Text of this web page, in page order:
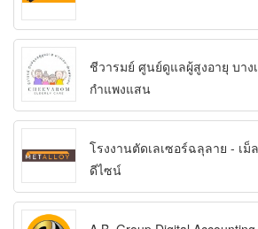
ชีวารมย์ ศูนย์ดูแลผู้สูงอายุ บาง
กำแพงแสน
โรงงานตัดเลเซอร์ฉลุลาย - เม็
ดีไซน์